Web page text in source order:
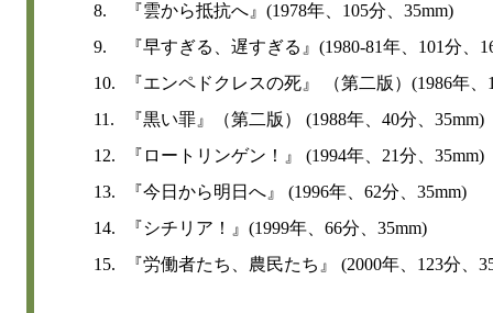
8.
『雲から抵抗へ』(1978年、105分、35mm)
9.
『早すぎる、遅すぎる』(1980-81年、101分、
10.
『エンペドクレスの死』 （第二版）(1986年、
11.
『黒い罪』（第二版） (1988年、40分、35mm)
12.
『ロートリンゲン！』 (1994年、21分、35mm)
13.
『今日から明日へ』 (1996年、62分、35mm)
14.
『シチリア！』(1999年、66分、35mm)
15.
『労働者たち、農民たち』 (2000年、123分、